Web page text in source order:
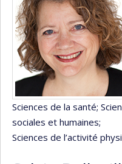
Sciences de la santé;
sociales et humaines;
Sciences de l’activité